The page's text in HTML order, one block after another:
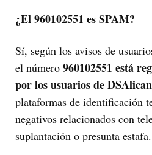
¿El 960102551 es SPAM?
Sí, según los avisos de
el número 960102551 está
por los usuarios de
plataformas de identificación
negativos relacionados con
suplantación o presunta estafa.